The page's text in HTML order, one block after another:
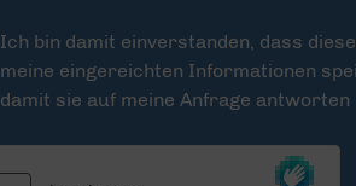
Ich bin damit einverstanden, dass
meine eingereichten Informationen
damit sie auf meine Anfrage antworten